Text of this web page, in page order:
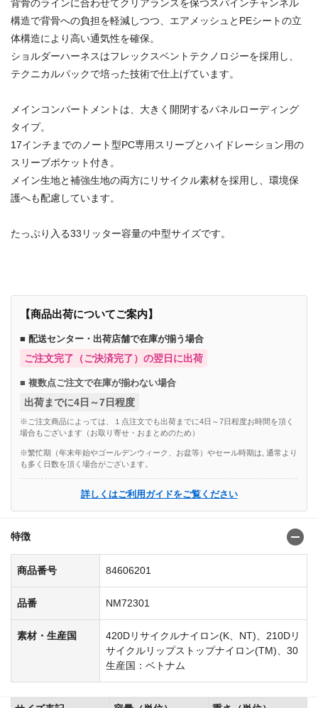
背骨のラインに合わせてクリアランスを保つスパインチャンネル
構造で背骨への負担を軽減しつつ、エアメッシュとPEシートの立
体構造により高い通気性を確保。
ショルダーハーネスはフレックスベントテクノロジーを採用し、
テクニカルパックで培った技術で仕上げています。
メインコンパートメントは、大きく開閉するパネルローディング
タイプ。
17インチまでのノート型PC専用スリーブとハイドレーション用の
スリーブポケット付き。
メイン生地と補強生地の両方にリサイクル素材を採用し、環境保
護へも配慮しています。
たっぷり入る33リッター容量の中型サイズです。
【商品出荷についてご案内】
■ 配送センター・出荷店舗で在庫が揃う場合
ご注文完了（ご決済完了）の翌日に出荷
■ 複数点ご注文で在庫が揃わない場合
出荷までに4日～7日程度
※ご注文商品によっては、１点注文でも出荷までに4日～7日程度お時間を頂く
場合もございます（お取り寄せ・おまとめのため）
※繁忙期（年末年始やゴールデンウィーク、お盆等）やセール時期は, 通常より
も多く日数を頂く場合がございます。
詳しくはご利用ガイドをご覧ください
特徴
商品番号 84606201
品番 NM72301
素材・生産国
420Dリサイクルナイロン(K、NT)、210Dリ
サイクルリップストップナイロン(TM)、30
生産国：ベトナム